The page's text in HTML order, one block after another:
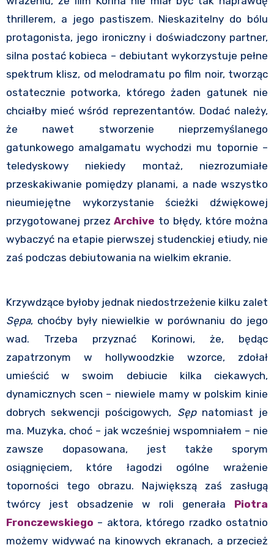
thrillerem, a jego pastiszem. Nieskazitelny do bólu
protagonista, jego ironiczny i doświadczony partner,
silna postać kobieca – debiutant wykorzystuje pełne
spektrum klisz, od melodramatu po film noir, tworząc
ostatecznie potworka, którego żaden gatunek nie
chciałby mieć wśród reprezentantów. Dodać należy,
że nawet stworzenie nieprzemyślanego
gatunkowego amalgamatu wychodzi mu topornie –
teledyskowy niekiedy montaż, niezrozumiałe
przeskakiwanie pomiędzy planami, a nade wszystko
nieumiejętne wykorzystanie ścieżki dźwiękowej
przygotowanej przezArchive to błędy, które można
wybaczyć na etapie pierwszej studenckiej etiudy, nie
zaś podczas debiutowania na wielkim ekranie.
Krzywdzące byłoby jednak niedostrzeżenie kilku zalet
Sępa, choćby były niewielkie w porównaniu do jego
wad. Trzeba przyznać Korinowi, że, będąc
zapatrzonym w hollywoodzkie wzorce, zdołał
umieścić w swoim debiucie kilka ciekawych,
dynamicznych scen – niewiele mamy w polskim kinie
dobrych sekwencji pościgowych, Sępnatomiast je
ma. Muzyka, choć – jak wcześniej wspomniałem – nie
zawsze dopasowana, jest także sporym
osiągnięciem, które łagodzi ogólne wrażenie
toporności tego obrazu. Największą zaś zasługą
twórcy jest obsadzenie w roli generała Piotra
Fronczewskiego – aktora, którego rzadko ostatnio
możemy widywać na kinowych ekranach, a przecież